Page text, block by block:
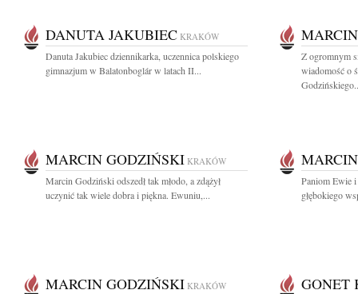
DANUTA JAKUBIEC KRAKÓW
Danuta Jakubiec dziennikarka, uczennica polskiego
gimnazjum w Balatonboglár w latach II...
Z ogromnym
wiadomość o
MARCIN GODZIŃSKI KRAKÓW
Marcin Godziński odszedł tak młodo, a zdążył
uczynić tak wiele dobra i piękna. Ewuniu,...
Paniom Ewie
głębokiego
MARCIN GODZIŃSKI KRAKÓW GONET